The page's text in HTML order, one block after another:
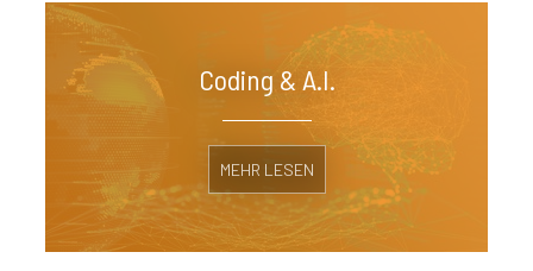
Coding & A.I.
MEHR LESEN